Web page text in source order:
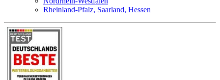
Rheinland-Pfalz, Saarland, Hessen